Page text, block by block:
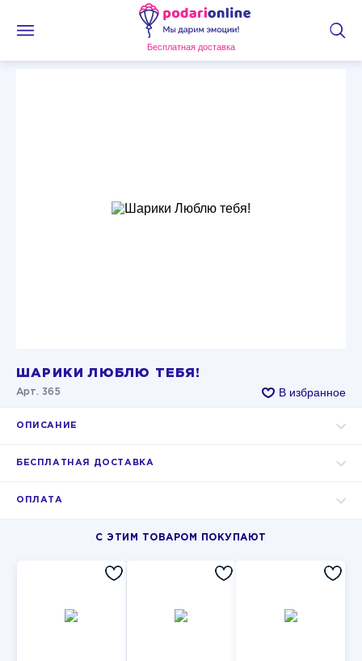
Бесплатная доставка
ШАРИКИ ЛЮБЛЮ ТЕБЯ!
Арт. 365 В избранное
ОПИСАНИЕ
БЕСПЛАТНАЯ ДОСТАВКА
ОПЛАТА
С ЭТИМ ТОВАРОМ ПОКУПАЮТ